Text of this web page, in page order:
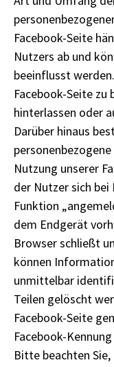
Facebook-Seite
Nutzers ab und
beeinflusst
Facebook-Seite zu
hinterlassen oder
Darüber hinaus
Nutzung unserer
der Nutzer sich
Funktion
dem Endgerät
Browser schließt
können
unmittelbar
Teilen gelöscht
Facebook-Seite
Facebook-
Bitte beachten